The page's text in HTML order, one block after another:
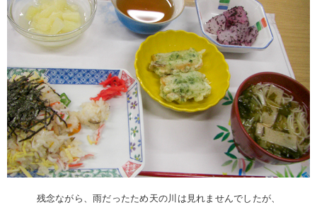
残念ながら、雨だったため天の川は見れませんでしたが、